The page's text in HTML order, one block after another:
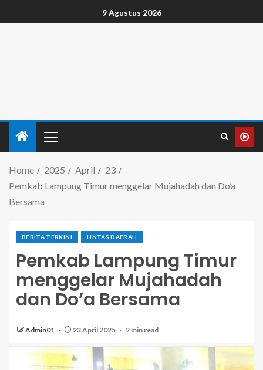
9 Agustus 2026
Home 2025 April
23
Pemkab Lampung Timur menggelar Mujahadah dan Do’a
Bersama
BERITA TERKINI LINTAS DAERAH
Pemkab Lampung Timur
menggelar Mujahadah
dan Do’a Bersama
Admin01 23 April 2025 2 min read